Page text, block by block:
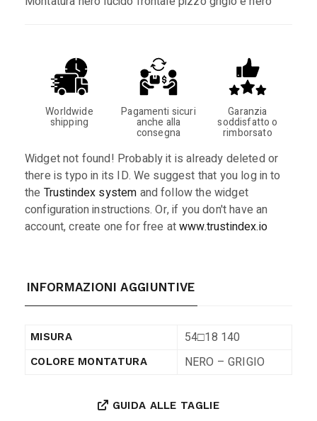
Worldwide
shipping
Pagamenti sicuri
anche alla
consegna
Garanzia
soddisfatto o
rimborsato
Widget not found! Probably it is already deleted or
there is typo in its ID. We suggest that you log in to
the Trustindex system and follow the widget
configuration instructions. Or, if you don't have an
account, create one for free atwww.trustindex.io
INFORMAZIONI AGGIUNTIVE
MISURA 54□18 140
COLORE MONTATURA NERO – GRIGIO
GUIDA ALLE TAGLIE